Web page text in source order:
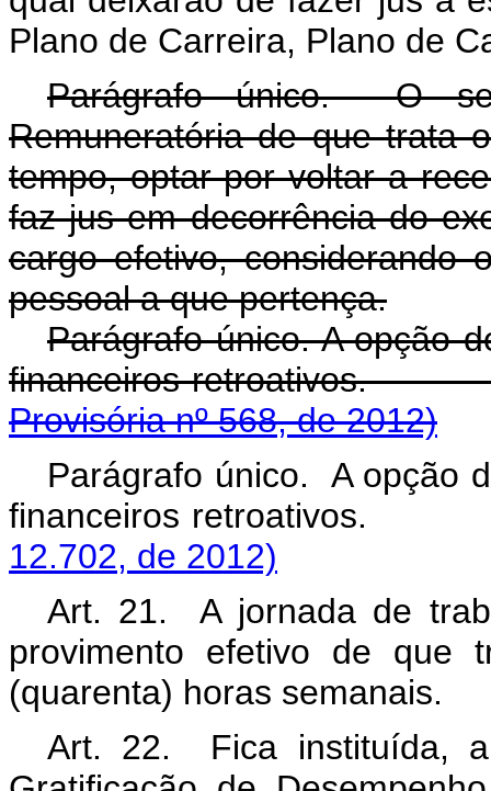
Plano de Carreira, Plano de
Parágrafo único. O
Remuneratória de que trata
tempo, optar por voltar a
faz jus em decorrência do
cargo efetivo,
pessoal a que pertença.
Parágrafo único. A opção
financeiros
Provisória nº 568, de 2012)
Parágrafo único. A opção
financeiros
12.702, de 2012)
Art. 21. A jornada de
provimento efetivo de
(quarenta) horas semanais.
Art. 22. Fica instituída,